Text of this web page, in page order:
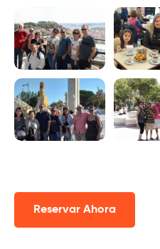
Reservar Ahora